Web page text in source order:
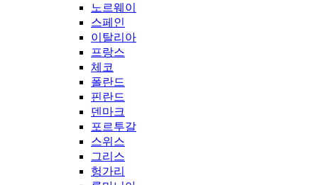
노르웨이
스페인
이탈리아
프랑스
체코
폴란드
핀란드
덴마크
포르투갈
스위스
그리스
헝가리